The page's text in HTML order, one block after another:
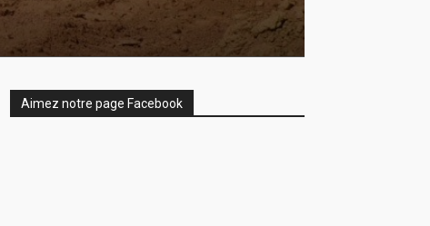
Aimez notre page Facebook